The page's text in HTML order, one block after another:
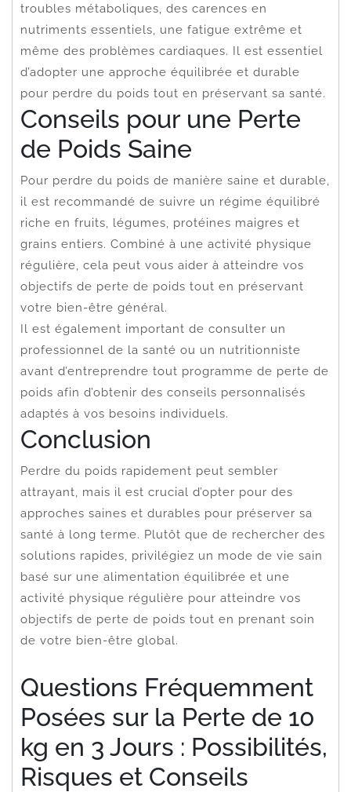
troubles métaboliques, des carences en
nutriments essentiels, une fatigue extrême et
même des problèmes cardiaques. Il est essentiel
d’adopter une approche équilibrée et durable
pour perdre du poids tout en préservant sa santé.
Conseils pour une Perte
de Poids Saine
Pour perdre du poids de manière saine et durable,
il est recommandé de suivre un régime équilibré
riche en fruits, légumes, protéines maigres et
grains entiers. Combiné à une activité physique
régulière, cela peut vous aider à atteindre vos
objectifs de perte de poids tout en préservant
votre bien-être général.
Il est également important de consulter un
professionnel de la santé ou un nutritionniste
avant d’entreprendre tout programme de perte de
poids afin d’obtenir des conseils personnalisés
adaptés à vos besoins individuels.
Conclusion
Perdre du poids rapidement peut sembler
attrayant, mais il est crucial d’opter pour des
approches saines et durables pour préserver sa
santé à long terme. Plutôt que de rechercher des
solutions rapides, privilégiez un mode de vie sain
basé sur une alimentation équilibrée et une
activité physique régulière pour atteindre vos
objectifs de perte de poids tout en prenant soin
de votre bien-être global.
Questions Fréquemment
Posées sur la Perte de 10
kg en 3 Jours : Possibilités,
Risques et Conseils